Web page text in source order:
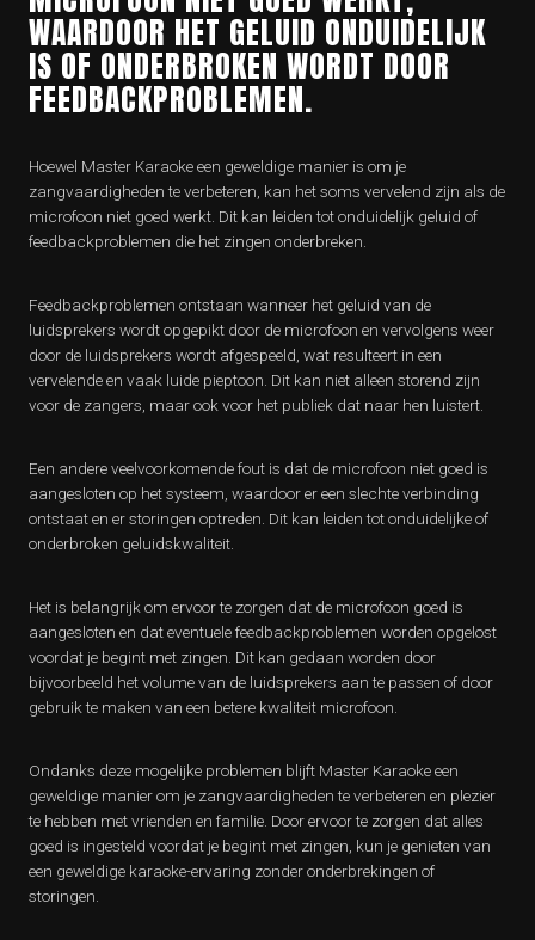
WAARDOOR HET GELUID ONDUIDELIJK
IS OF ONDERBROKEN WORDT DOOR
FEEDBACKPROBLEMEN.
Hoewel Master Karaoke een geweldige manier is om je
zangvaardigheden te verbeteren, kan het soms vervelend zijn als de
microfoon niet goed werkt. Dit kan leiden tot onduidelijk geluid of
feedbackproblemen die het zingen onderbreken.
Feedbackproblemen ontstaan wanneer het geluid van de
luidsprekers wordt opgepikt door de microfoon en vervolgens weer
door de luidsprekers wordt afgespeeld, wat resulteert in een
vervelende en vaak luide pieptoon. Dit kan niet alleen storend zijn
voor de zangers, maar ook voor het publiek dat naar hen luistert.
Een andere veelvoorkomende fout is dat de microfoon niet goed is
aangesloten op het systeem, waardoor er een slechte verbinding
ontstaat en er storingen optreden. Dit kan leiden tot onduidelijke of
onderbroken geluidskwaliteit.
Het is belangrijk om ervoor te zorgen dat de microfoon goed is
aangesloten en dat eventuele feedbackproblemen worden opgelost
voordat je begint met zingen. Dit kan gedaan worden door
bijvoorbeeld het volume van de luidsprekers aan te passen of door
gebruik te maken van een betere kwaliteit microfoon.
Ondanks deze mogelijke problemen blijft Master Karaoke een
geweldige manier om je zangvaardigheden te verbeteren en plezier
te hebben met vrienden en familie. Door ervoor te zorgen dat alles
goed is ingesteld voordat je begint met zingen, kun je genieten van
een geweldige karaoke-ervaring zonder onderbrekingen of
storingen.